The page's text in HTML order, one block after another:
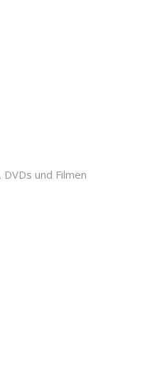
und Filmen